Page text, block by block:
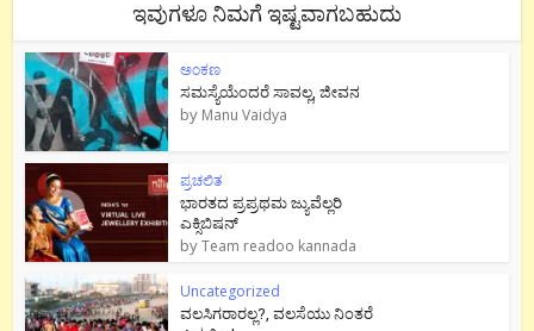
ಇವುಗಳೂ ನಿಮಗೆ ಇಷ್ಟವಾಗಬಹುದು
ಅಂಕಣ
ಸಮಸ್ಯೆಯೆಂದರೆ ಸಾವಲ್ಲ, ಜೀವನ
by Manu Vaidya
ಪ್ರಚಲಿತ
ಭಾರತದ ಪ್ರಪ್ರಥಮ ಜ್ಯುವೆಲ್ಲರಿ
ಎಕ್ಸಿಬಿಷನ್
byTeam readoo kannada
Uncategorized
ವಲಸಿಗರಾರಲ್ಲ?, ವಲಸೆಯು ನಿಂತರೆ